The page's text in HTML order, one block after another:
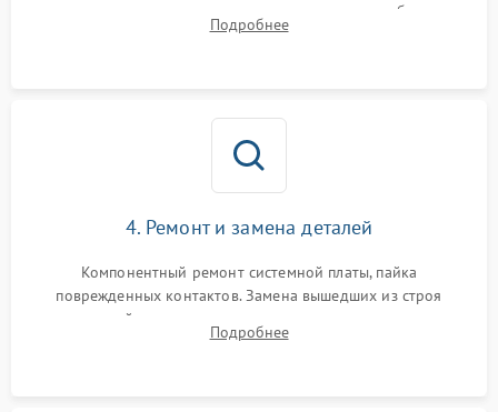
тестирование приводных моторов колес и турбины
всасывания. Оценка состояния оптических и инфракрасных
Подробнее
4. Ремонт и замена деталей
Компонентный ремонт системной платы, пайка
поврежденных контактов. Замена вышедших из строя
двигателей, изношенного аккумулятора, неисправного
лидара или помпы подачи воды. Восстановление шлейфов и
Подробнее